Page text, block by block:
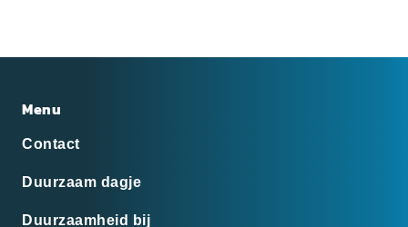
Menu
Contact
Duurzaam dagje
Duurzaamheid bij